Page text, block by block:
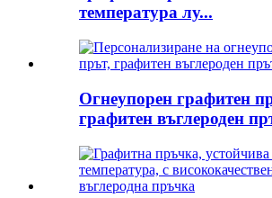
температура лу...
Огнеупорен графитен
графитен въглероден